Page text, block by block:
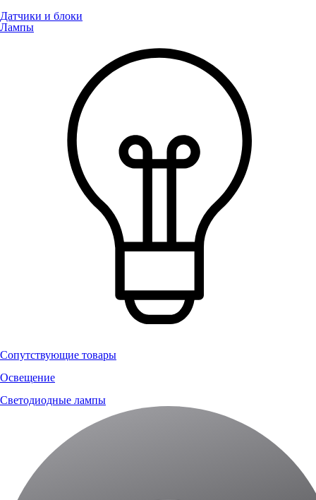
Датчики и блоки
Лампы
Сопутствующие товары
Освещение
Светодиодные лампы